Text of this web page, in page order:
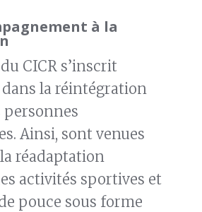
à la
CICR s’inscrit
la réintégration
personnes
Ainsi, sont venues
réadaptation
activités sportives et
pouce sous forme